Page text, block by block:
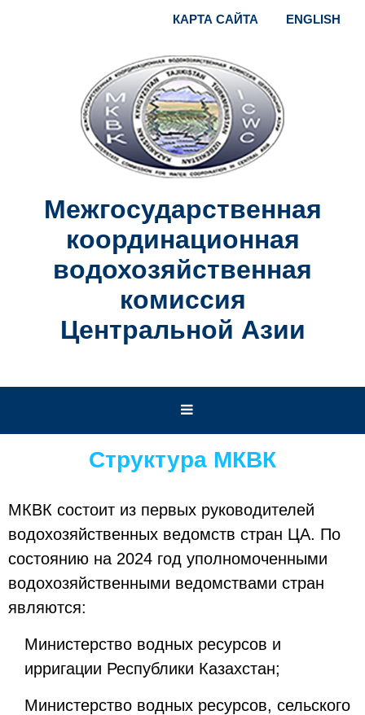
КАРТА САЙТА ENGLISH
Межгосударственная
координационная
водохозяйственная
комиссия
Центральной Азии
Структура МКВК
МКВК состоит из первых руководителей
водохозяйственных ведомств стран ЦА. По
состоянию на 2024 год уполномоченными
водохозяйственными ведомствами стран
являются:
Министерство водных ресурсов и
ирригации Республики Казахстан;
Министерство водных ресурсов, сельского